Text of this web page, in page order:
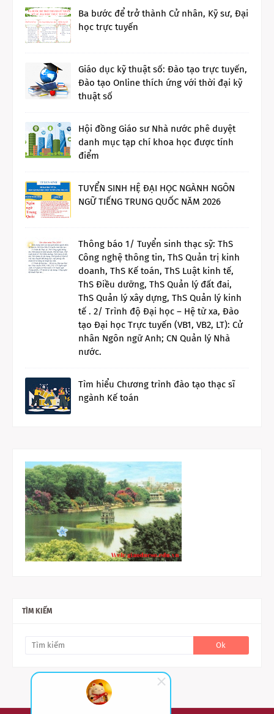
Ba bước để trở thành Cử nhân, Kỹ sư, Đại
học trực tuyến
Giáo dục kỹ thuật số: Đào tạo trực tuyến,
Đào tạo Online thích ứng với thời đại kỹ
thuật số
Hội đồng Giáo sư Nhà nước phê duyệt
danh mục tạp chí khoa học được tính
điểm
TUYỂN SINH HỆ ĐẠI HỌC NGÀNH NGÔN
NGỮ TIẾNG TRUNG QUỐC NĂM 2026
Thông báo 1/ Tuyển sinh thạc sỹ: ThS
Công nghệ thông tin, ThS Quản trị kinh
doanh, ThS Kế toán, ThS Luật kinh tế,
ThS Điều dưỡng, ThS Quản lý đất đai,
ThS Quản lý xây dựng, ThS Quản lý kinh
tế . 2/ Trình độ Đại học – Hệ từ xa, Đào
tạo Đại học Trực tuyến (VB1, VB2, LT): Cử
nhân Ngôn ngữ Anh; CN Quản lý Nhà
nước.
Tìm hiểu Chương trình đào tạo thạc sĩ
ngành Kế toán
TÌM KIẾM